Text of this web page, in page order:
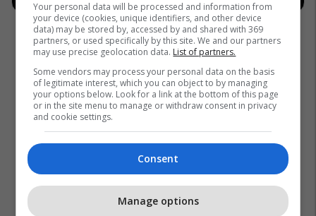
Your personal data will be processed and information from
your device (cookies, unique identifiers, and other device
data) may be stored by, accessed by and shared with 369
partners, or used specifically by this site. We and our partners
may use precise geolocation data. List of partners.
Some vendors may process your personal data on the basis
of legitimate interest, which you can object to by managing
your options below. Look for a link at the bottom of this page
or in the site menu to manage or withdraw consent in privacy
and cookie settings.
Consent
Manage options